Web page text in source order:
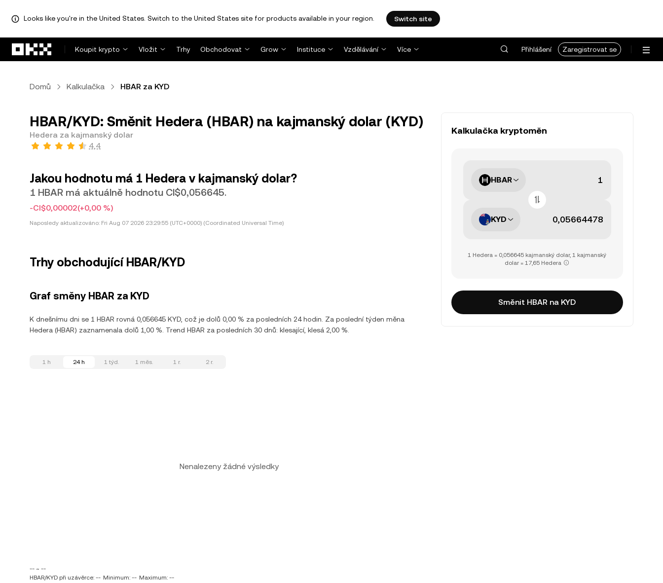
Looks like you're in the United States. Switch to the United States site for products available in your region. Switch site
Koupit krypto
Vložit Trhy Obchodovat Grow Instituce Vzdělávání Více Přihlášení Zaregistrovat se
Domů Kalkulačka HBAR za KYD
HBAR/KYD: Směnit Hedera (HBAR) na kajmanský dolar (KYD)
Hedera za kajmanský dolar
4,4
Jakou hodnotu má 1 Hedera v kajmanský dolar?
1 HBAR má aktuálně hodnotu CI$0,056645.
-CI$0,00002(+0,00 %)
Naposledy aktualizováno: Fri Aug 07 2026 23:29:55 (UTC+0000) (Coordinated Universal Time)
Trhy obchodující HBAR/KYD
Graf směny HBAR za KYD
K dnešnímu dni se 1 HBAR rovná 0,056645 KYD, což je dolů 0,00 % za posledních 24 hodin. Za poslední týden měna
Hedera (HBAR) zaznamenala dolů 1,00 %. Trend HBAR za posledních 30 dnů: klesající, klesá 2,00 %.
1 h 24 h 1 týd. 1 měs. 1 r. 2 r.
Nenalezeny žádné výsledky
-- ~ --
HBAR/KYD při uzávěrce: -- Minimum: -- Maximum: --
Kalkulačka kryptoměn
HBAR
KYD
1 Hedera = 0,056645 kajmanský dolar, 1 kajmanský
dolar = 17,65 Hedera
Směnit HBAR na KYD